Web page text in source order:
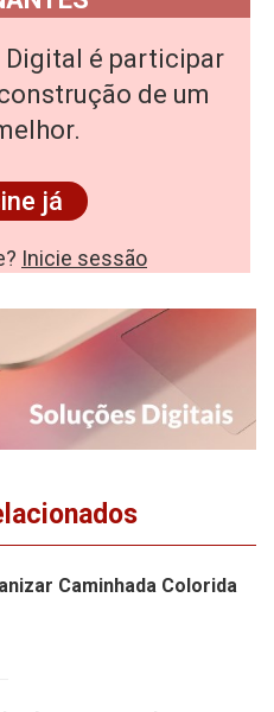
Digital é participar
de um
já
Inicie sessão
Caminhada Colorida